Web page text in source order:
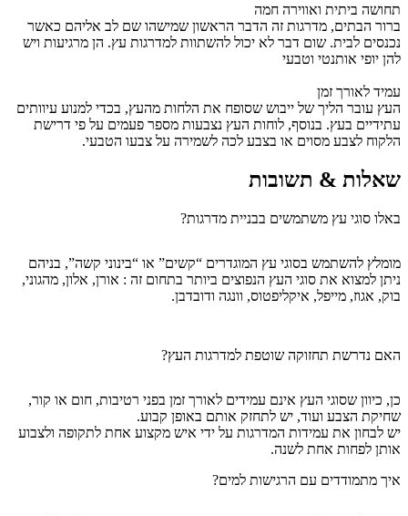
תחושה ביתית ואווירה חמה
ברור הבתים, מדרגות זה הדבר הראשון שמישהו שם לב אליהם כאשר
נכנסים לבית. שום דבר לא יכול להשתוות למדרגות עץ. הן מרגיעות ויש
להן יופי אותנטי וטבעי
עמיד לאורך זמן
העץ עובר הליך של ייבוש שסופח את הלחות מהעץ, בכדי למנוע עיוותים
עתידיים בעץ. בנוסף, לוחות העץ נצבעות מספר פעמים על פי דרישת
הלקוח לצבע מסוים או בצבע לכה לשמירה על צבעו הטבעי.
שאלות & תשובות
באלו סוגי עץ משתמשים בבניית מדרגות?
מומלץ להשתמש בסוגי עץ המוגדרים “קשים” או “בינוני קשה”, בניהם
ניתן למצוא את סוגי העץ הנפוצים ביותר בתחום זה : אורן, אלון, מהגוני,
בוק, אגוז, מייפל, איקליפטוס, וונגה ודובדבן.
האם נדרשת תחזוקה שוטפת למדרגות העץ?
כן, כיוון שסוגי העץ אינם עמידים לאורך זמן בפני רטיבות, חום או קור,
שחיקת הצבע ועוד, יש לתחזק אותם באופן קבוע.
יש לבחון את עמידות המדרגות על ידי איש מקצוע אחת לתקופה ולצבוע
אותן לפחות אחת לשנה.
איך מתמודדים עם הרגישות למים?